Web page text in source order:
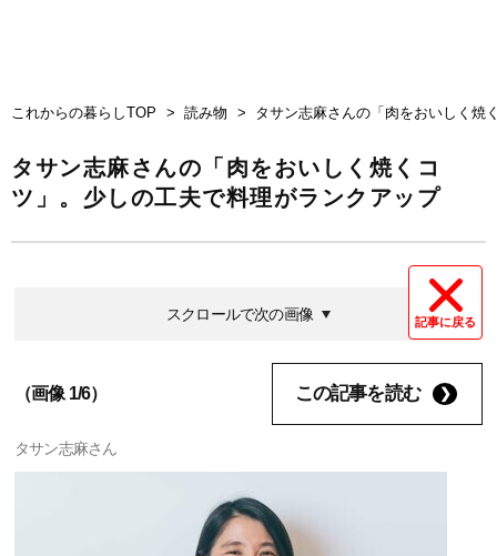
これからの暮らしTOP 読み物 タサン志麻さんの「肉をおいしく焼
タサン志麻さんの「肉をおいしく焼くコ
ツ」。少しの工夫で料理がランクアップ
記事に戻る
スクロールで次の画像
（画像 1/6） この記事を読む
タサン志麻さん